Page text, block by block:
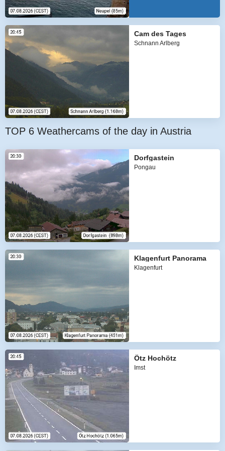
Cam des Tages
Schnann Arlberg
TOP 6 Weathercams of the day in Austria
Dorfgastein
Pongau
Klagenfurt Panorama
Klagenfurt
Ötz Hochötz
Imst